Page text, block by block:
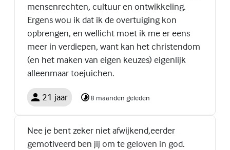
mensenrechten, cultuur en ontwikkeling.
Ergens wou ik dat ik de overtuiging kon
opbrengen, en wellicht moet ik me er eens
meer in verdiepen, want kan het christendom
(en het maken van eigen keuzes) eigenlijk
alleenmaar toejuichen.
21 jaar 8 maanden geleden
Nee je bent zeker niet afwijkend,eerder
gemotiveerd ben jij om te geloven in god.